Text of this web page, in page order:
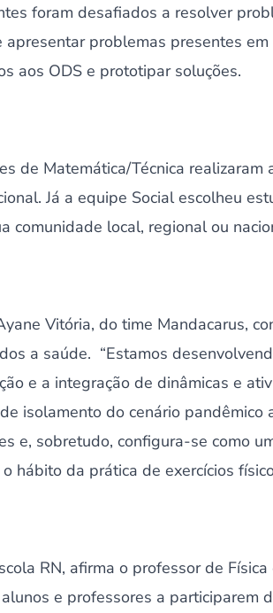
foram desafiados a resolver
apresentar problemas presentes
aos ODS e prototipar soluções.
de Matemática/Técnica
Já a equipe Social escolheu
comunidade local, regional ou
Vitória, do time Mandacarus,
a saúde. “Estamos
e a integração de dinâmicas e
isolamento do cenário pandêmico
e, sobretudo, configura-se como
hábito da prática de exercícios
RN, afirma o professor de
e professores a participarem